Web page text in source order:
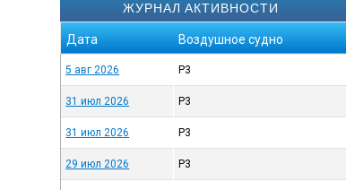
ЖУРНАЛ АКТИВНОСТИ
Дата Воздушное судно
5 авг 2026 P3
31 июл 2026 P3
31 июл 2026 P3
29 июл 2026 P3